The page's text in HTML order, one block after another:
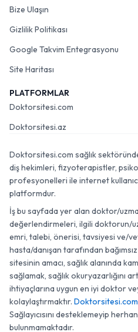
Bize Ulaşın
Gizlilik Politikası
Google Takvim Entegrasyonu
Site Haritası
PLATFORMLAR
Doktorsitesi.com
Doktorsitesi.az
Doktorsitesi.com sağlık
diş hekimleri, fizyoterapistler,
profesyonelleri ile internet
platformdur.
İş bu sayfada yer alan doktor/
değerlendirmeleri, ilgili doktorun/
emri, talebi, önerisi, tavsiyesi ve/
hasta/danışan tarafından
sitesinin amacı, sağlık alanında
sağlamak, sağlık okuryazarlığını
ihtiyaçlarına uygun en iyi doktor
kolaylaştırmaktır. Doktorsitesi.com
Sağlayıcısını desteklemeyip
bulunmamaktadır.